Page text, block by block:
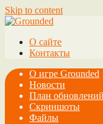
Skip to content
О сайте
Контакты
О игре Grounded
Новости
План обновлений
Скриншоты
Файлы